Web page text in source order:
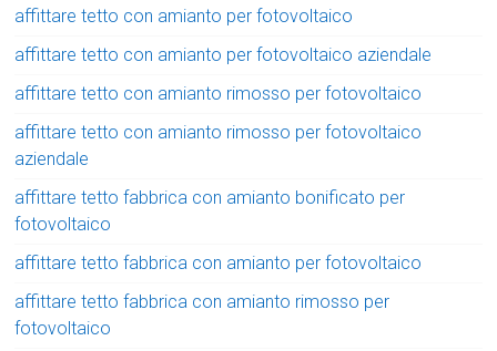
affittare tetto con amianto per fotovoltaico
affittare tetto con amianto per fotovoltaico aziendale
affittare tetto con amianto rimosso per fotovoltaico
affittare tetto con amianto rimosso per fotovoltaico
aziendale
affittare tetto fabbrica con amianto bonificato per
fotovoltaico
affittare tetto fabbrica con amianto per fotovoltaico
affittare tetto fabbrica con amianto rimosso per
fotovoltaico